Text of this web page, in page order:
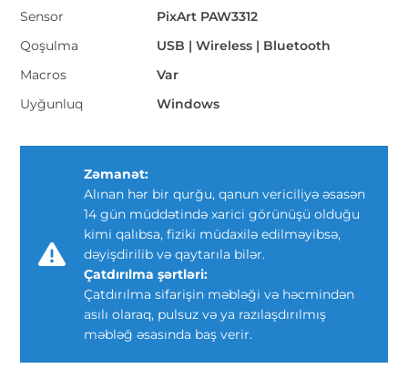
Sensor
PixArt PAW3312
Qoşulma
USB | Wireless | Bluetooth
Macros
Var
Uyğunluq
Windows
Zəmanət:
Alınan hər bir qurğu, qanun vericiliyə əsasən
14 gün müddətində xarici görünüşü olduğu
kimi qalıbsa, fiziki müdaxilə edilməyibsə,
dəyişdirilib və qaytarıla bilər.
Çatdırılma şərtləri:
Çatdırılma sifarişin məbləği və həcmindən
asılı olaraq, pulsuz və ya razılaşdırılmış
məbləğ əsasında baş verir.